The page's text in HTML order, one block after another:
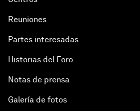
Reuniones
Partes interesadas
Historias del Foro
Notas de prensa
Galería de fotos